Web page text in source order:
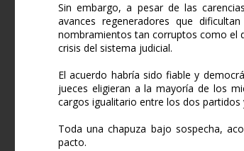
Sin embargo, a pesar de las
avances regeneradores que
nombramientos tan corruptos como el
crisis del sistema judicial.
El acuerdo habría sido fiable y
jueces eligieran a la mayoría de los
cargos igualitario entre los dos
Toda una chapuza bajo sospecha,
pacto.